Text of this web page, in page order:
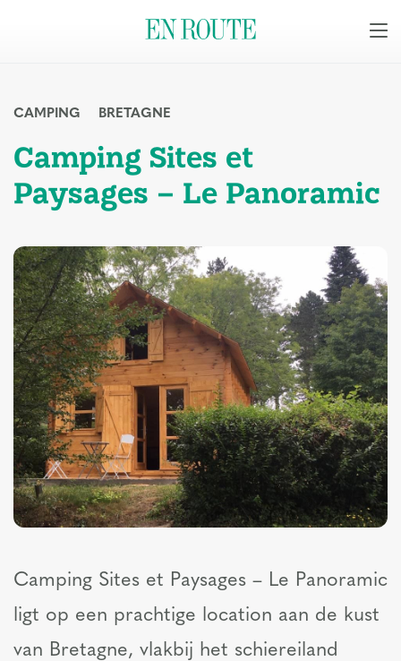
CAMPING BRETAGNE
Camping Sites et
Paysages – Le Panoramic
Camping Sites et Paysages – Le Panoramic
ligt op een prachtige location aan de kust
van Bretagne, vlakbij het schiereiland